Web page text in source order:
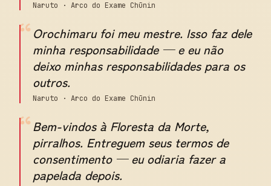
Naruto · Arco do Exame Chūnin
“ Orochimaru foi meu mestre. Isso faz dele
minha responsabilidade — e eu não
deixo minhas responsabilidades para os
outros.
Naruto · Arco do Exame Chūnin
“Bem-vindos à Floresta da Morte,
pirralhos. Entreguem seus termos de
consentimento — eu odiaria fazer a
papelada depois.